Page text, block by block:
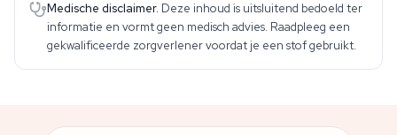
Medische disclaimer. Deze inhoud is uitsluitend bedoeld ter
informatie en vormt geen medisch advies. Raadpleeg een
gekwalificeerde zorgverlener voordat je een stof gebruikt.